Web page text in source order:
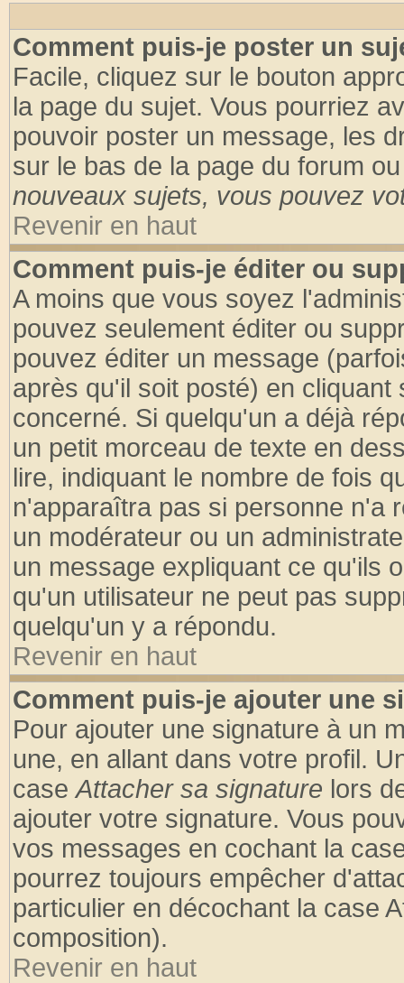
Comment puis-je poster un
Facile, cliquez sur le bouton
la page du sujet. Vous pourriez
pouvoir poster un message, les
sur le bas de la page du forum
nouveaux sujets, vous pouvez
Revenir en haut
Comment puis-je éditer ou
A moins que vous soyez
pouvez seulement éditer ou
pouvez éditer un message
après qu'il soit posté) en
concerné. Si quelqu'un a déjà
un petit morceau de texte en
lire, indiquant le nombre de fois
n'apparaîtra pas si personne n'a
un modérateur ou un
un message expliquant ce qu'ils
qu'un utilisateur ne peut pas
quelqu'un y a répondu.
Revenir en haut
Comment puis-je ajouter une
Pour ajouter une signature à un
une, en allant dans votre profil.
caseAttacher sa signature lors
ajouter votre signature. Vous
vos messages en cochant la
pourrez toujours empêcher
particulier en décochant la case
composition).
Revenir en haut